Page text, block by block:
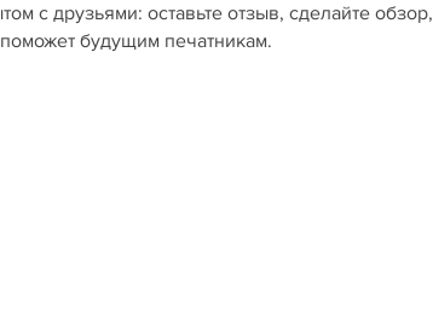
с друзьями: оставьте отзыв, сделайте обзор,
будущим печатникам.